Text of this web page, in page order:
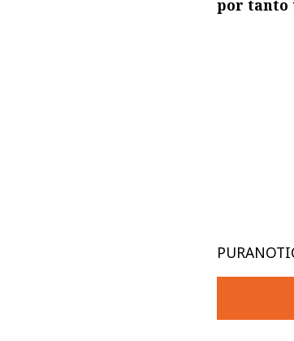
por tanto